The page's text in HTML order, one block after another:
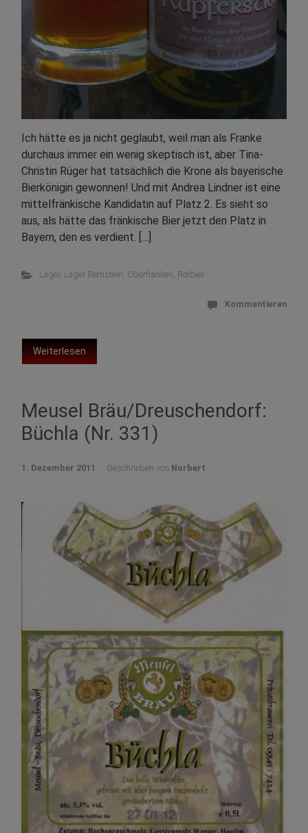
Ich hätte es ja nicht geglaubt, weil man als Franke
durchaus immer ein wenig skeptisch ist, aber Tina-
Christin Rüger hat tatsächlich die Krone als bayerische
Bierkönigin gewonnen! Und mit Andrea Lindner ist eine
mittelfränkische Kandidatin auf Platz 2. Es sieht so
aus, als hätte das fränkische Bier jetzt den Platz in
Bayern, den es verdient. […]
Lager, Lager Bernstein, Oberfranken, Rotbier
Kommentieren
Weiterlesen
Meusel Bräu/Dreuschendorf:
Büchla (Nr. 331)
1. Dezember 2011 Geschrieben von Norbert